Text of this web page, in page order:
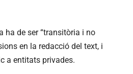
ha de ser “transitòria i no
en la redacció del text, i
a entitats privades.